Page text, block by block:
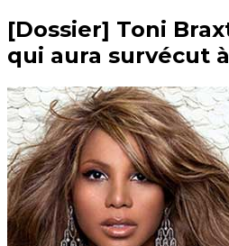
[Dossier] Toni
qui aura survécut